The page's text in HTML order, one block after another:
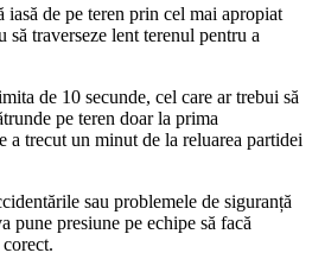
iasă de pe teren prin cel mai apropiat
traverseze lent terenul pentru a
de 10 secunde, cel care ar trebui să
pe teren doar la prima
a trecut un minut de la reluarea partidei
sau problemele de siguranță
pune presiune pe echipe să facă